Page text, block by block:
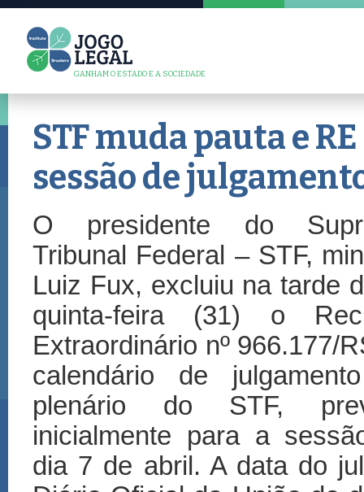
GANHAM O ESTADO E A SOCIEDADE
STF muda pauta e
sessão de
O presidente do
Tribunal Federal – STF,
Luiz Fux, excluiu na tarde
quinta-feira (31) o
Extraordinário nº 966.177/
calendário de
plenário do STF,
inicialmente para a
dia 7 de abril. A data do